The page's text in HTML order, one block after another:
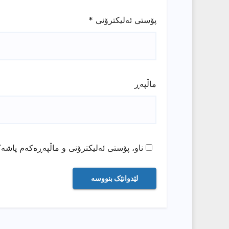
پۆستی ئەلیکترۆنی *
ماڵپه‌ڕ
ناو، پۆستی ئەلیکترۆنی و ماڵپەڕەکەم